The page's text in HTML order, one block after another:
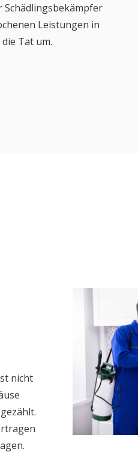
Schädlingsbekämpfer
Leistungen in
die Tat um.
nicht